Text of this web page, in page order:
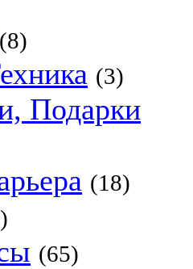
(8)
(3)
Подарки
(18)
(65)